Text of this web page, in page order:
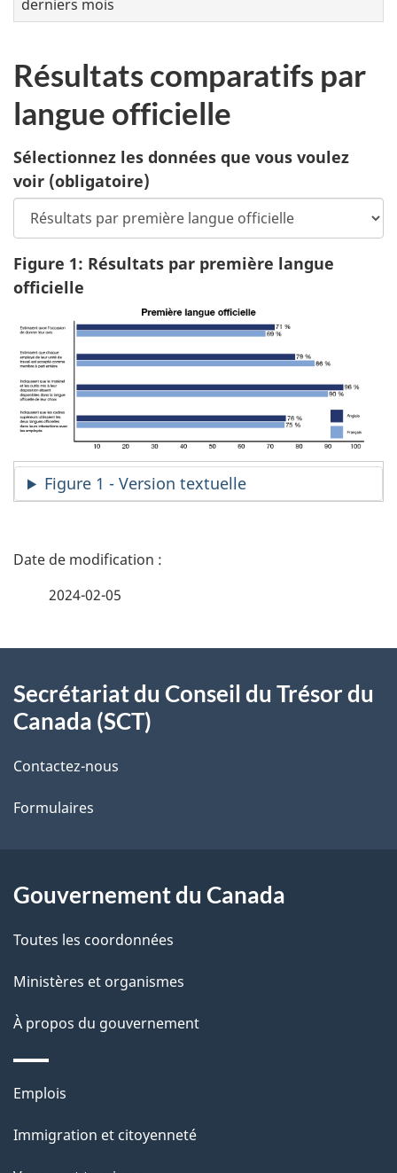
derniers mois
Résultats comparatifs par
langue officielle
Sélectionnez les données que vous voulez
voir (obligatoire)
Figure 1: Résultats par première langue
officielle
Figure 1 - Version textuelle
D
i
s
d
l
a
p
a
g
e
2024-02-05
propos
ce
site
Secrétariat du Conseil du Trésor du
Canada (SCT)
Contactez-nous
Formulaires
Gouvernement du Canada
Toutes les coordonnées
Ministères et organismes
À propos du gouvernement
Thèmes
sujets
Emplois
Immigration et citoyenneté